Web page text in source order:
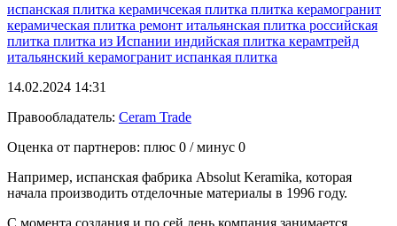
испанская плитка керамичсекая плитка плитка керамогранит
керамическая плитка ремонт итальянская плитка российская
плитка плитка из Испании индийская плитка керамтрейд
итальянский керамогранит испанкая плитка
14.02.2024 14:31
Правообладатель: Ceram Trade
Оценка от партнеров: плюс 0 / минус 0
Например, испанская фабрика Absolut Keramika, которая
начала производить отделочные материалы в 1996 году.
С момента создания и по сей день компания занимается